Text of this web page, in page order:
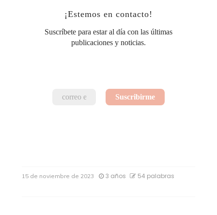
¡Estemos en contacto!
Suscríbete para estar al día con las últimas
publicaciones y noticias.
15 de noviembre de 2023 3 años 54 palabras